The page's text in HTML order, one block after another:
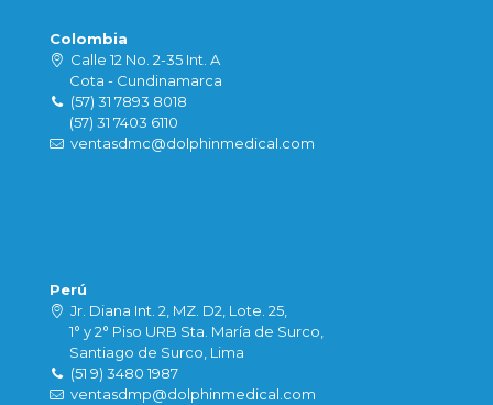
Colombia
Calle 12 No. 2-35 Int. A
Cota - Cundinamarca
(57) 31 7893 8018
(57) 31 7403 6110
ventasdmc@dolphinmedical.com
Perú
Jr. Diana Int. 2, MZ. D2, Lote. 25,
1° y 2° Piso URB Sta. María de Surco,
Santiago de Surco, Lima
(51 9) 3480 1987
ventasdmp@dolphinmedical.com